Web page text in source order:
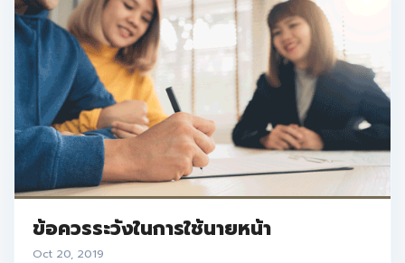
ข้อควรระวังในการใช้นายหน้า
Oct 20, 2019